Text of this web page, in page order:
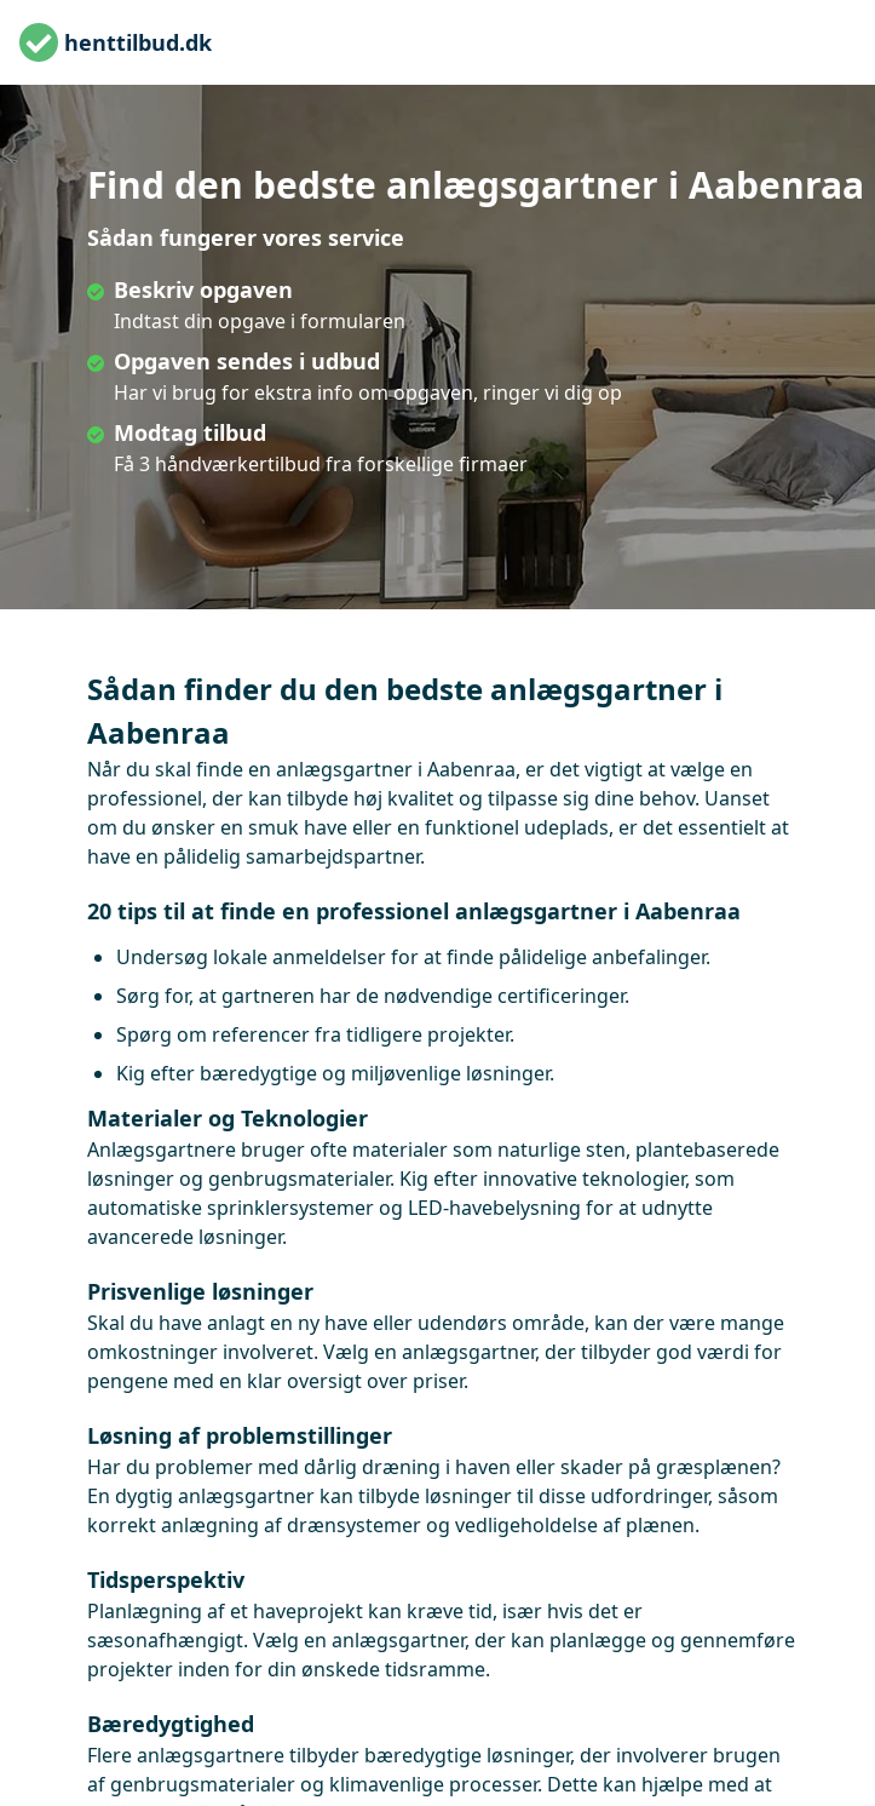
henttilbud.dk
Find den bedste anlægsgartner i Aabenraa
Sådan fungerer vores service
Beskriv opgaven
Indtast din opgave i formularen
Opgaven sendes i udbud
Har vi brug for ekstra info om opgaven, ringer vi dig op
Modtag tilbud
Få 3 håndværkertilbud fra forskellige firmaer
Sådan finder du den bedste anlægsgartner i
Aabenraa
Når du skal finde en anlægsgartner i Aabenraa, er det vigtigt at vælge en
professionel, der kan tilbyde høj kvalitet og tilpasse sig dine behov. Uanset
om du ønsker en smuk have eller en funktionel udeplads, er det essentielt at
have en pålidelig samarbejdspartner.
20 tips til at finde en professionel anlægsgartner i Aabenraa
Undersøg lokale anmeldelser for at finde pålidelige anbefalinger.
Sørg for, at gartneren har de nødvendige certificeringer.
Spørg om referencer fra tidligere projekter.
Kig efter bæredygtige og miljøvenlige løsninger.
Materialer og Teknologier
Anlægsgartnere bruger ofte materialer som naturlige sten, plantebaserede
løsninger og genbrugsmaterialer. Kig efter innovative teknologier, som
automatiske sprinklersystemer og LED-havebelysning for at udnytte
avancerede løsninger.
Prisvenlige løsninger
Skal du have anlagt en ny have eller udendørs område, kan der være mange
omkostninger involveret. Vælg en anlægsgartner, der tilbyder god værdi for
pengene med en klar oversigt over priser.
Løsning af problemstillinger
Har du problemer med dårlig dræning i haven eller skader på græsplænen?
En dygtig anlægsgartner kan tilbyde løsninger til disse udfordringer, såsom
korrekt anlægning af drænsystemer og vedligeholdelse af plænen.
Tidsperspektiv
Planlægning af et haveprojekt kan kræve tid, især hvis det er
sæsonafhængigt. Vælg en anlægsgartner, der kan planlægge og gennemføre
projekter inden for din ønskede tidsramme.
Bæredygtighed
Flere anlægsgartnere tilbyder bæredygtige løsninger, der involverer brugen
af genbrugsmaterialer og klimavenlige processer. Dette kan hjælpe med at